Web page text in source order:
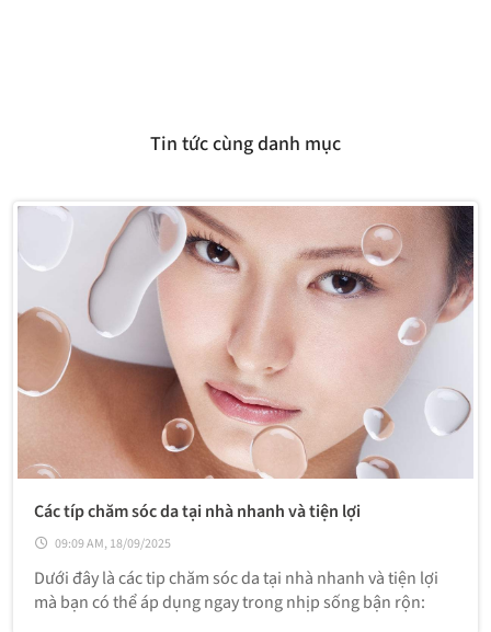
Tin tức cùng danh mục
Các típ chăm sóc da tại nhà nhanh và tiện lợi
09:09 AM, 18/09/2025
Dưới đây là các tip chăm sóc da tại nhà nhanh và tiện lợi
mà bạn có thể áp dụng ngay trong nhịp sống bận rộn: